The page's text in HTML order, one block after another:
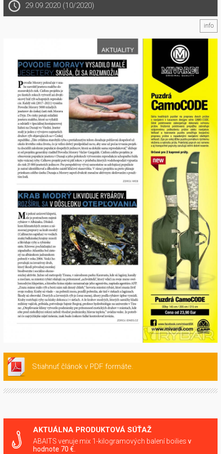
29.09.2020 (10/2020)
info
Stiahnuť článok v PDF formáte.
AKTUÁLNA PRODUKTOVÁ SÚŤAŽ
ABAITS venuje mix 1-kilogramových balení boilies v
hodnote 70 €.